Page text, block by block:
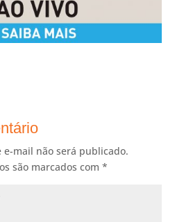
e-mail não será publicado.
são marcados com *